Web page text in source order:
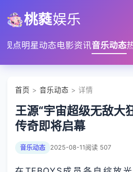
桃蕤娱乐
观点明星动态电影资讯音乐动态
首页 > 音乐动态 > 详情
王源“宇宙超级无敌大
传奇即将启幕
音乐动态 2025-08-11阅读 507